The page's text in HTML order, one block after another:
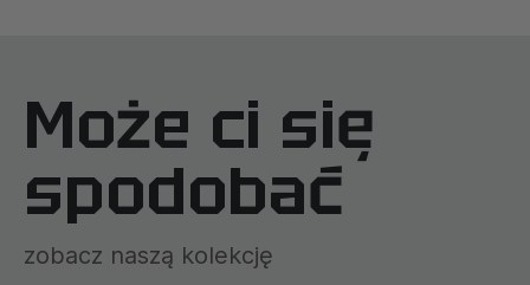
Może ci się
spodobać
zobacz naszą kolekcję